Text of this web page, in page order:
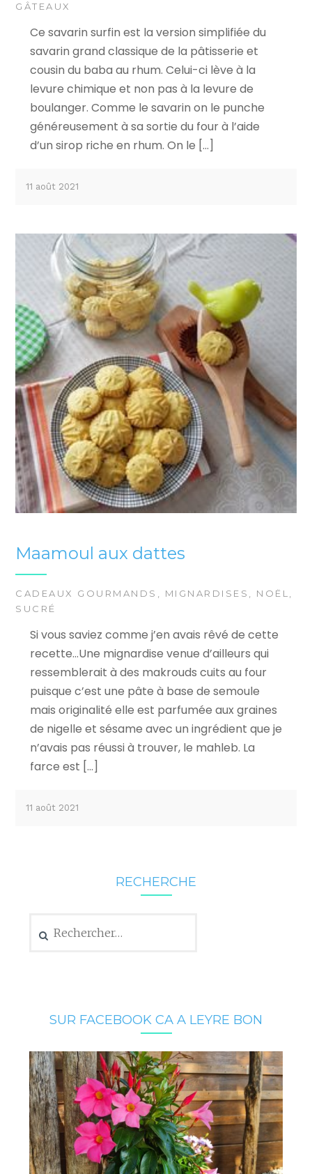
GÂTEAUX
Ce savarin surfin est la version simplifiée du
savarin grand classique de la pâtisserie et
cousin du baba au rhum. Celui-ci lève à la
levure chimique et non pas à la levure de
boulanger. Comme le savarin on le punche
généreusement à sa sortie du four à l’aide
d’un sirop riche en rhum. On le […]
11 août 2021
Maamoul aux dattes
CADEAUX GOURMANDS MIGNARDISES NOËL
SUCRÉ
Si vous saviez comme j’en avais rêvé de cette
recette…Une mignardise venue d’ailleurs qui
ressemblerait à des makrouds cuits au four
puisque c’est une pâte à base de semoule
mais originalité elle est parfumée aux graines
de nigelle et sésame avec un ingrédient que je
n’avais pas réussi à trouver, le mahleb. La
farce est […]
11 août 2021
RECHERCHE
SUR FACEBOOK CA A LEYRE BON